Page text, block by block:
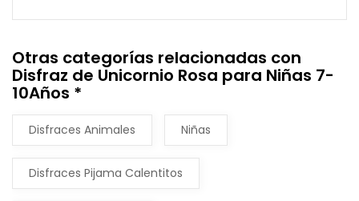
Otras categorías relacionadas con
Disfraz de Unicornio Rosa para Niñas 7-
10Años *
Disfraces Animales Niñas
Disfraces Pijama Calentitos